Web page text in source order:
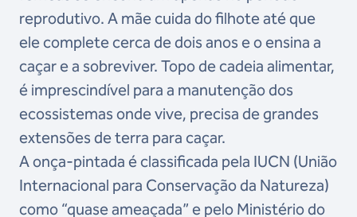
reprodutivo. A mãe cuida do filhote até que
ele complete cerca de dois anos e o ensina a
caçar e a sobreviver. Topo de cadeia alimentar,
é imprescindível para a manutenção dos
ecossistemas onde vive, precisa de grandes
extensões de terra para caçar.
A onça-pintada é classificada pela IUCN (União
Internacional para Conservação da Natureza)
como “quase ameaçada” e pelo Ministério do